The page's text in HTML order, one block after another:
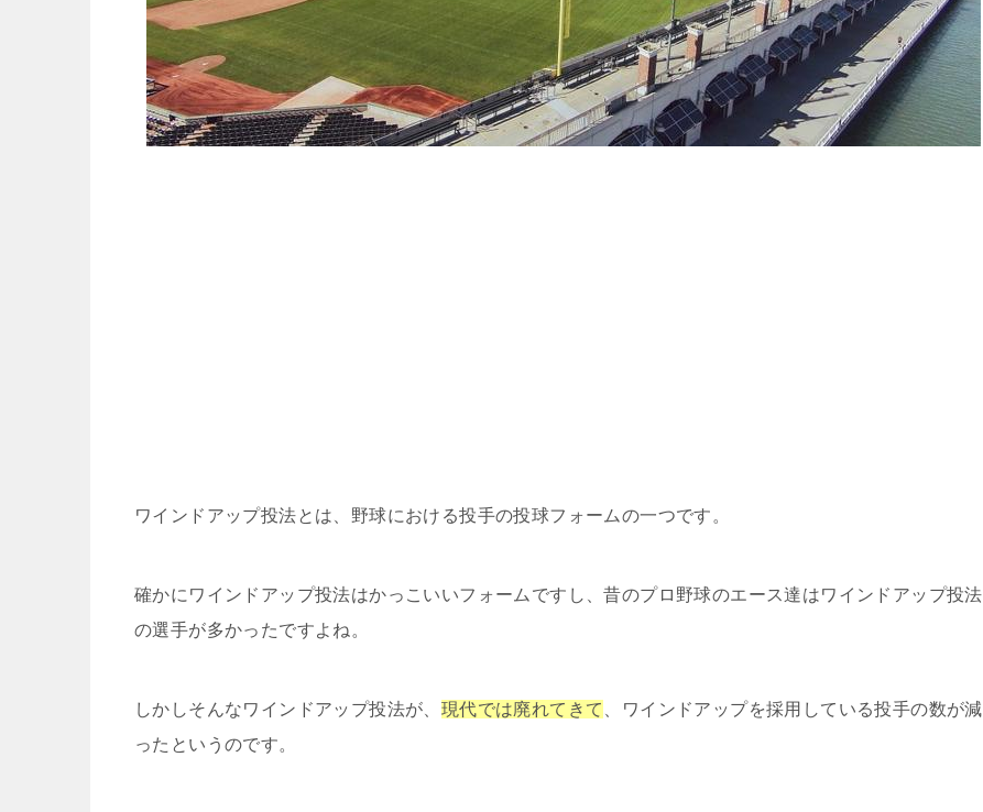
ワインドアップ投法とは、野球における投手の投球フォームの一つです。
確かにワインドアップ投法はかっこいいフォームですし、昔のプロ野球のエース達はワインドアップ投法
の選手が多かったですよね。
しかしそんなワインドアップ投法が、 現代では廃れてきて
、ワインドアップを採用している投手の数が減
ったというのです。